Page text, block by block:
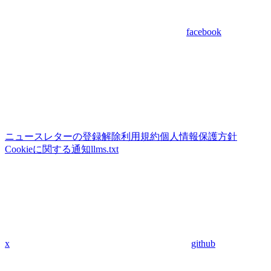
facebook
ニュースレターの登録解除利用規約個人情報保護方針
Cookieに関する通知llms.txt
x github